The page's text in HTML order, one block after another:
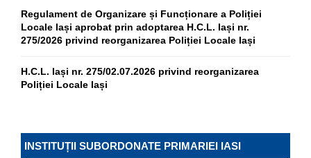
Regulament de Organizare și Funcționare a Poliției
Locale Iași aprobat prin adoptarea H.C.L. Iași nr.
275/2026 privind reorganizarea Poliției Locale Iași
H.C.L. Iași nr. 275/02.07.2026 privind reorganizarea
Poliției Locale Iași
INSTITUȚII SUBORDONATE PRIMARIEI IASI